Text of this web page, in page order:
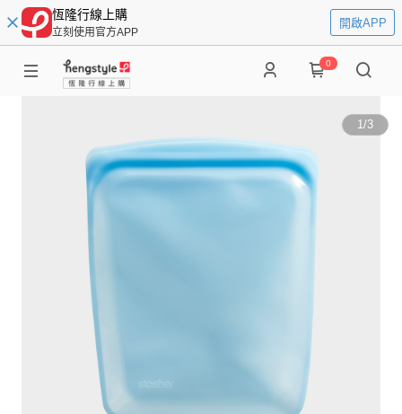
恆隆行線上購
立刻使用官方APP
開啟APP
0
1/3